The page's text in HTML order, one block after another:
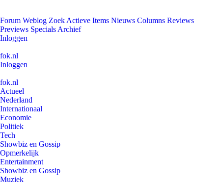
Forum Weblog Zoek Actieve Items Nieuws Columns Reviews
Previews Specials Archief
Inloggen
fok.nl
Inloggen
fok.nl
Actueel
Nederland
Internationaal
Economie
Politiek
Tech
Showbiz en Gossip
Opmerkelijk
Entertainment
Showbiz en Gossip
Muziek